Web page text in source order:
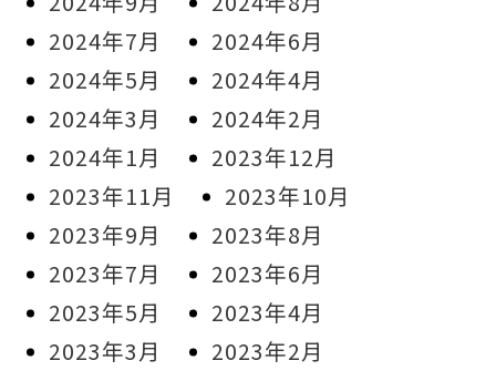
2024年7月
2024年6月
2024年5月
2024年4月
2024年3月
2024年2月
2024年1月
2023年12月
2023年11月
2023年10月
2023年9月
2023年8月
2023年7月
2023年6月
2023年5月
2023年4月
2023年3月
2023年2月